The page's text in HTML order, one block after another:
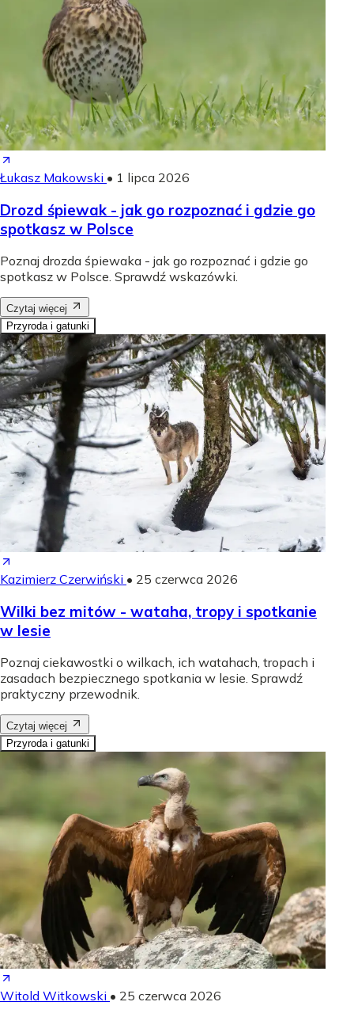
Łukasz Makowski • 1 lipca 2026
Drozd śpiewak - jak go rozpoznać i gdzie go
spotkasz w Polsce
Poznaj drozda śpiewaka - jak go rozpoznać i gdzie go
spotkasz w Polsce. Sprawdź wskazówki.
Czytaj więcej
Przyroda i gatunki
Kazimierz Czerwiński • 25 czerwca 2026
Wilki bez mitów - wataha, tropy i spotkanie
w lesie
Poznaj ciekawostki o wilkach, ich watahach, tropach i
zasadach bezpiecznego spotkania w lesie. Sprawdź
praktyczny przewodnik.
Czytaj więcej
Przyroda i gatunki
Witold Witkowski • 25 czerwca 2026